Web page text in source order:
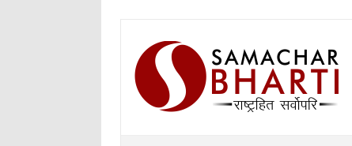
content